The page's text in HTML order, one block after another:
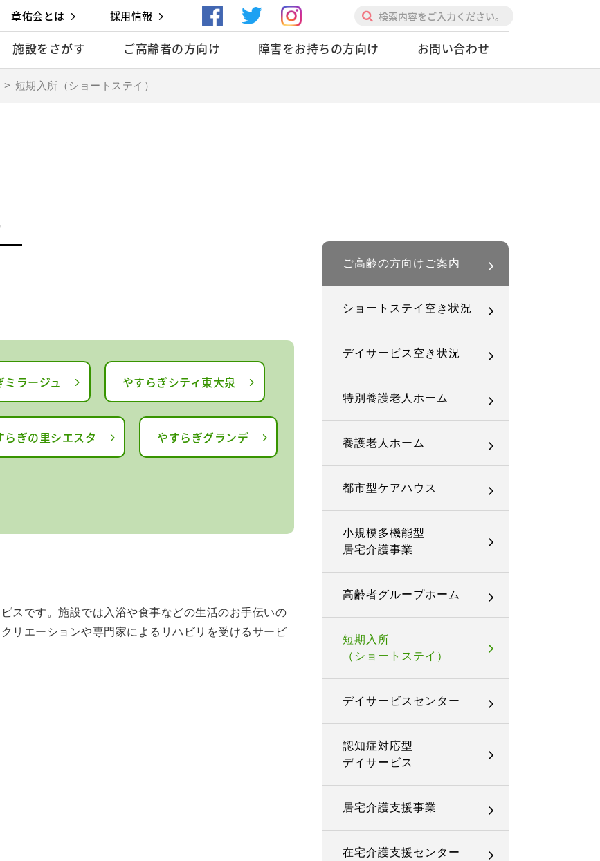
章佑会とは 採用情報
施設をさがす ご高齢者の方向け 障害をお持ちの方向け お問い合わせ
> 短期入所 （ショートステイ）
ミラージュ やすらぎシティ東大泉
らぎの里シエスタ やすらぎグランデ
スです。施設では入浴や食事などの生活のお手伝いの
リエーションや専門家によるリハビリを受けるサービ
ご高齢の方向けご案内
ショートステイ空き状況
デイサービス空き状況
特別養護老人ホーム
養護老人ホーム
都市型ケアハウス
小規模多機能型
居宅介護事業
高齢者グループホーム
短期入所
（ショートステイ）
デイサービスセンター
認知症対応型
デイサービス
居宅介護支援事業
在宅介護支援センター